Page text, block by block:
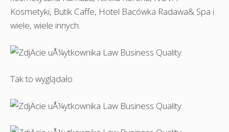
Kosmetyki, Butik Caffe, Hotel Bacówka Radawa& Spa i
wiele, wiele innych.
Tak to wyglądało.